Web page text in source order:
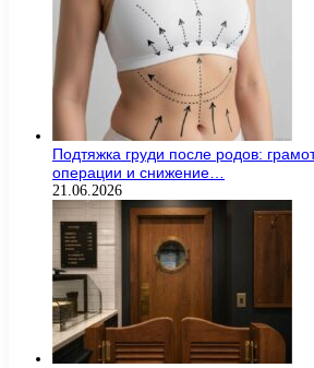
Подтяжка груди после родов:
операции и снижение…
21.06.2026